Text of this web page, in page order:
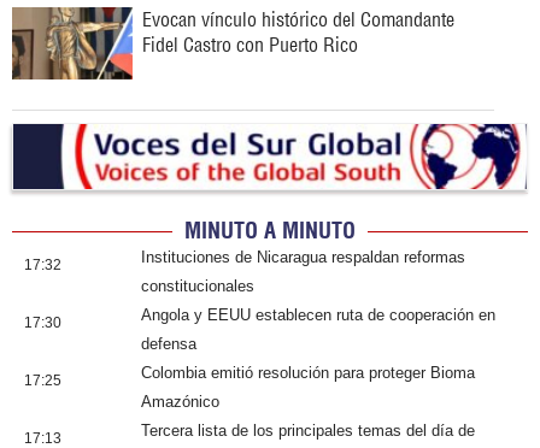
Evocan vínculo histórico del Comandante
Fidel Castro con Puerto Rico
MINUTO A MINUTO
17:32
Instituciones de Nicaragua respaldan reformas
constitucionales
17:30
Angola y EEUU establecen ruta de cooperación en
defensa
17:25
Colombia emitió resolución para proteger Bioma
Amazónico
17:13
Tercera lista de los principales temas del día de